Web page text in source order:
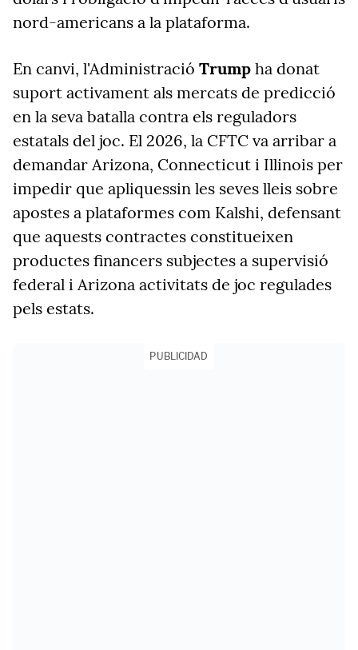
nord-americans a la plataforma.
En canvi, l'Administració Trump ha donat
suport activament als mercats de predicció
en la seva batalla contra els reguladors
estatals del joc. El 2026, la CFTC va arribar a
demandar Arizona, Connecticut i Illinois per
impedir que apliquessin les seves lleis sobre
apostes a plataformes com Kalshi, defensant
que aquests contractes constitueixen
productes financers subjectes a supervisió
federal i Arizona activitats de joc regulades
pels estats.
PUBLICIDAD